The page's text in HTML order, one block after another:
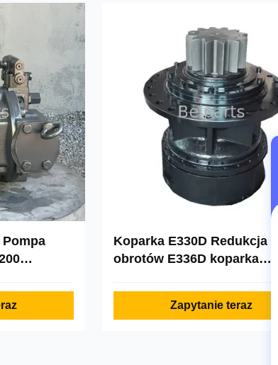
Pompa
Koparka E330D Redukcja
obrotów E336D koparka
Zapytanie teraz